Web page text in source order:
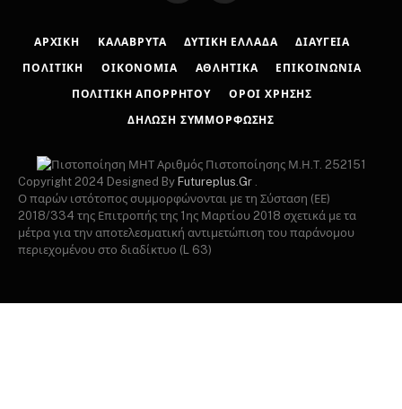
ΑΡΧΙΚΉ ΚΑΛΆΒΡΥΤΑ ΔΥΤΙΚΉ ΕΛΛΆΔΑ ΔΙΑΎΓΕΙΑ
ΠΟΛΙΤΙΚΉ ΟΙΚΟΝΟΜΊΑ ΑΘΛΗΤΙΚΆ ΕΠΙΚΟΙΝΩΝΊΑ
ΠΟΛΙΤΙΚΉ ΑΠΟΡΡΉΤΟΥ ΌΡΟΙ ΧΡΉΣΗΣ
ΔΉΛΩΣΗ ΣΥΜΜΌΡΦΩΣΗΣ
Αριθμός Πιστοποίησης Μ.Η.Τ. 252151
Copyright 2024 Designed By Futureplus.Gr
Ο παρών ιστότοπος συμμορφώνονται με τη Σύσταση (ΕΕ)
2018/334 της Επιτροπής της 1ης Μαρτίου 2018 σχετικά με τα
μέτρα για την αποτελεσματική αντιμετώπιση του παράνομου
περιεχομένου στο διαδίκτυο (L 63)